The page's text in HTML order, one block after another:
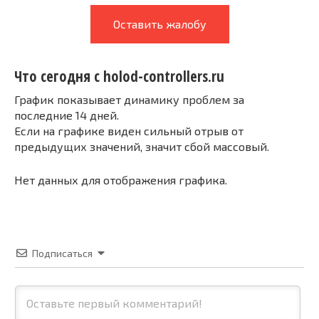
Оставить жалобу
Что сегодня с holod-controllers.ru
График показывает динамику проблем за
последние 14 дней.
Если на графике виден сильный отрыв от
предыдущих значений, значит сбой массовый.
Нет данных для отображения графика.
Подписаться